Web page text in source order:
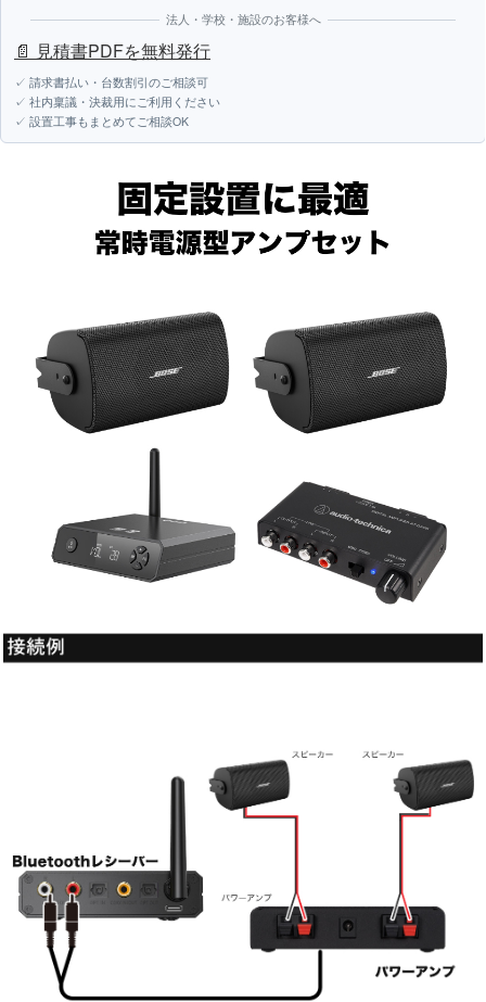
法人・学校・施設のお客様へ
📄 見積書PDFを無料発行
✓ 請求書払い・台数割引のご相談可
✓ 社内稟議・決裁用にご利用ください
✓ 設置工事もまとめてご相談OK